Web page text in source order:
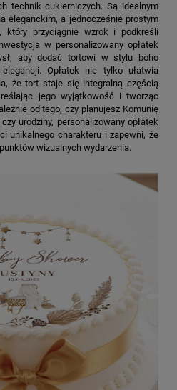
technik cukierniczych. Są idealnym
eleganckim, a jednocześnie prostym
który przyciągnie wzrok i podkreśli
w personalizowany opłatek
aby dodać tortowi w stylu boho
Opłatek nie tylko ułatwia
że tort staje się integralną częścią
jego wyjątkowość i tworząc
od tego, czy planujesz Komunię
urodziny, personalizowany opłatek
unikalnego charakteru i zapewni, że
wizualnych wydarzenia.